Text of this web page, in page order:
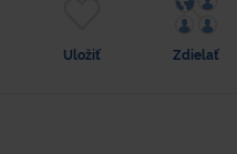
Uložiť Zdielať